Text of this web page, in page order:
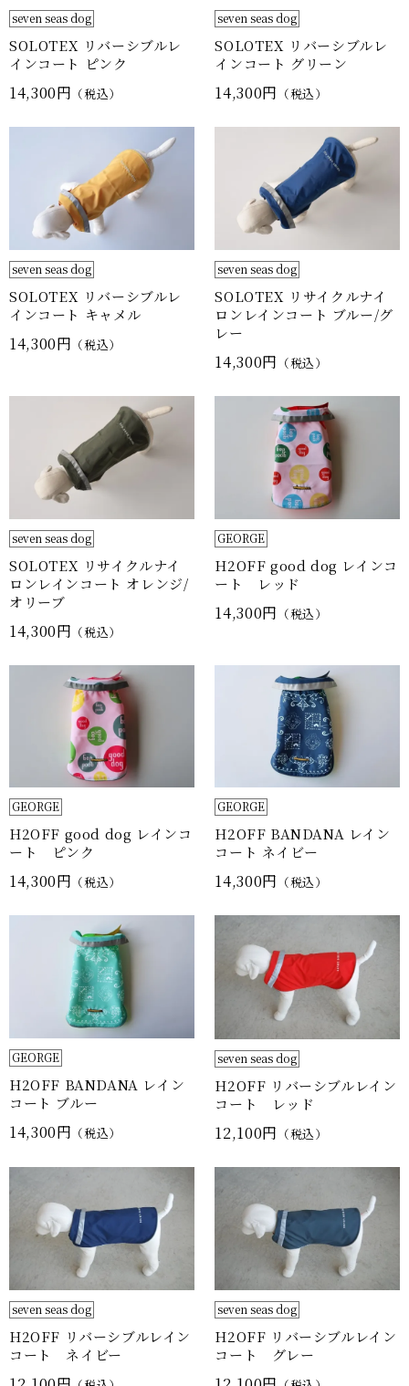
seven seas dog
SOLOTEX リバーシブルレ
インコート ピンク
14,300円 （税込）
seven seas dog
SOLOTEX リバーシブルレ
インコート グリーン
14,300円 （税込）
seven seas dog
SOLOTEX リバーシブルレ
インコート キャメル
14,300円 （税込）
seven seas dog
SOLOTEX リサイクルナイ
ロンレインコート ブルー/グ
レー
14,300円 （税込）
seven seas dog
SOLOTEX リサイクルナイ
ロンレインコート オレンジ/
オリーブ
14,300円 （税込）
GEORGE
H2OFF good dog レインコ
ート レッド
14,300円 （税込）
GEORGE
H2OFF good dog レインコ
ート ピンク
14,300円 （税込）
GEORGE
H2OFF BANDANA レイン
コート ネイビー
14,300円 （税込）
GEORGE
H2OFF BANDANA レイン
コート ブルー
14,300円 （税込）
seven seas dog
H2OFF リバーシブルレイン
コート レッド
12,100円 （税込）
seven seas dog
H2OFF リバーシブルレイン
コート ネイビー
seven seas dog
H2OFF リバーシブルレイン
コート グレー